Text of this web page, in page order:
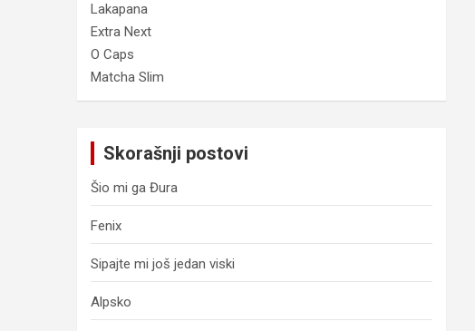
Lakapana
Extra Next
O Caps
Matcha Slim
Skorašnji postovi
Šio mi ga Đura
Fenix
Sipajte mi još jedan viski
Alpsko